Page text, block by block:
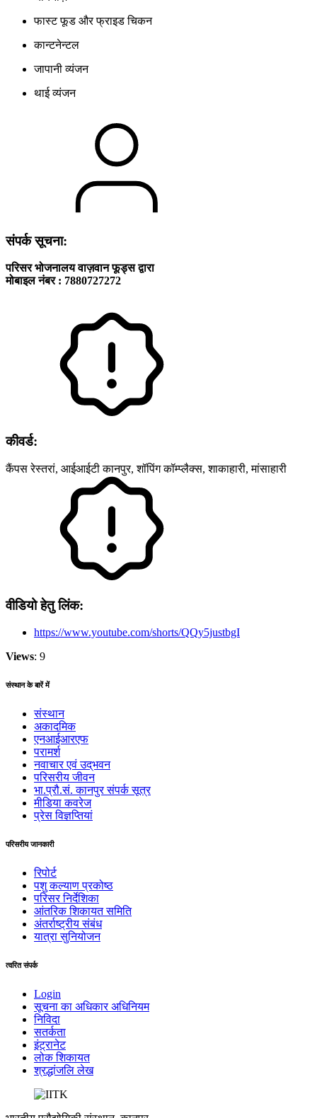
फास्‍ट फूड और फ्राइड चिकन
कान्‍टनेन्‍टल
जापानी व्‍यंजन
थाई व्‍यंजन
संपर्क सूचना:
परिसर भोजनालय वाज़वान फूड्स द्वारा
मोबाइल नंबर : 7880727272
कीवर्ड:
कैंपस रेस्‍तरां, आईआईटी कानपुर, शॉपिंग कॉम्‍प्‍लैक्‍स, शाकाहारी, मांसाहारी
वीडियो हेतु लिंक:
https://www.youtube.com/shorts/QQy5justbgI
Views: 9
संस्थान के बारें में
संस्थान
अकादमिक
एनआईआरएफ
परामर्श
नवाचार एवं उद्‌‌भवन
परिसरीय जीवन
भा.प्रौ.सं. कानपुर संपर्क सूत्र
मीडिया कवरेज
प्रेस विज्ञप्तियां
परिसरीय जानकारी
रिपोर्ट
पशु कल्याण प्रकोष्ठ
परिसर निर्देशिका
आंतरिक शिकायत समिति
अंतर्राष्‍ट्रीय संबंध
यात्रा सुनियोजन
त्वरित संपर्क
Login
सूचना का अधिकार अधिनियम
निविदा
सतर्कता
इंट्रानेट
लोक शिकायत
श्रद्धांजलि लेख